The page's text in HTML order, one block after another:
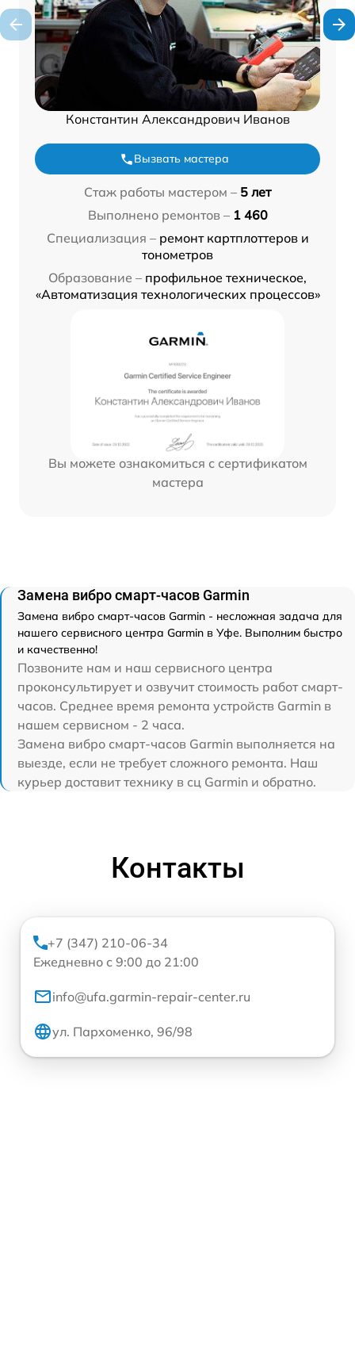
Константин Александрович Иванов
Вызвать мастера
Стаж работы мастером – 5 лет
Выполнено ремонтов – 1 460
Специализация – ремонт картплоттеров и
тонометров
Образование – профильное техническое,
«Автоматизация технологических процессов»
Вы можете ознакомиться с сертификатом
мастера
Замена вибро смарт-часов Garmin
Замена вибро смарт-часов Garmin - несложная задача для
нашего сервисного центра Garmin в Уфе. Выполним быстро
и качественно!
Позвоните нам и наш сервисного центра
проконсультирует и озвучит стоимость работ смарт-
часов. Среднее время ремонта устройств Garmin в
нашем сервисном - 2 часа.
Замена вибро смарт-часов Garmin выполняется на
выезде, если не требует сложного ремонта. Наш
курьер доставит технику в сц Garmin и обратно.
Контакты
+7 (347) 210-06-34
Ежедневно с 9:00 до 21:00
info@ufa.garmin-repair-center.ru
ул. Пархоменко, 96/98